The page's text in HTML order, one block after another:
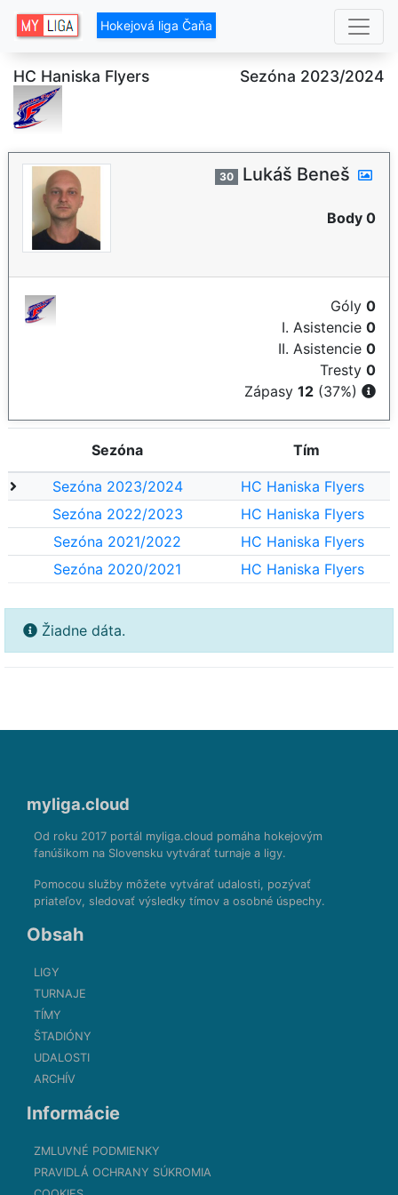
Hokejová liga Čaňa
HC Haniska Flyers Sezóna 2023/2024
30 Lukáš Beneš
Body 0
Góly 0
I. Asistencie 0
II. Asistencie 0
Tresty 0
Zápasy 12 (37%)
Sezóna Tím
Sezóna 2023/2024
HC Haniska Flyers
Sezóna 2022/2023
HC Haniska Flyers
Sezóna 2021/2022
HC Haniska Flyers
Sezóna 2020/2021
HC Haniska Flyers
Žiadne dáta.
myliga.cloud
Od roku 2017 portál myliga.cloud pomáha hokejovým
fanúšikom na Slovensku vytvárať turnaje a ligy.
Pomocou služby môžete vytvárať udalosti, pozývať
priateľov, sledovať výsledky tímov a osobné úspechy.
Obsah
LIGY
TURNAJE
TÍMY
ŠTADIÓNY
UDALOSTI
ARCHÍV
Informácie
ZMLUVNÉ PODMIENKY
PRAVIDLÁ OCHRANY SÚKROMIA